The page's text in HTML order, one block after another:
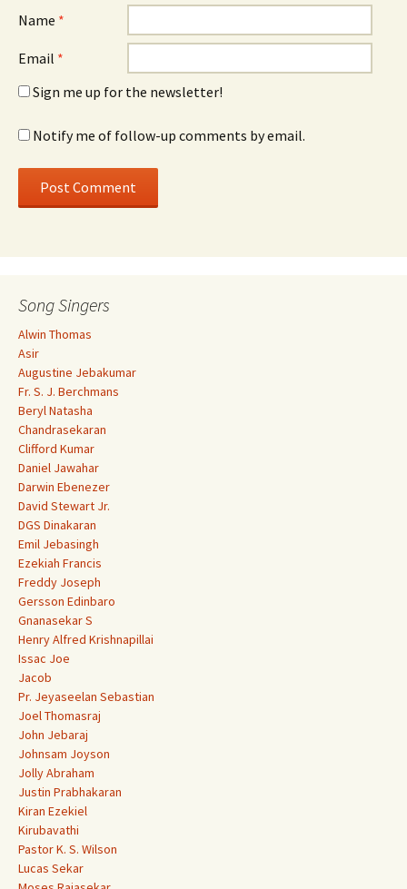
Name *
Email *
Sign me up for the newsletter!
Notify me of follow-up comments by email.
Song Singers
Alwin Thomas
Asir
Augustine Jebakumar
Fr. S. J. Berchmans
Beryl Natasha
Chandrasekaran
Clifford Kumar
Daniel Jawahar
Darwin Ebenezer
David Stewart Jr.
DGS Dinakaran
Emil Jebasingh
Ezekiah Francis
Freddy Joseph
Gersson Edinbaro
Gnanasekar S
Henry Alfred Krishnapillai
Issac Joe
Jacob
Pr. Jeyaseelan Sebastian
Joel Thomasraj
John Jebaraj
Johnsam Joyson
Jolly Abraham
Justin Prabhakaran
Kiran Ezekiel
Kirubavathi
Pastor K. S. Wilson
Lucas Sekar